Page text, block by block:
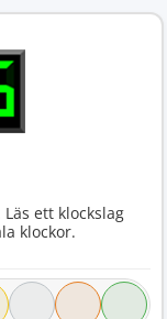
ett klockslag
klockor.